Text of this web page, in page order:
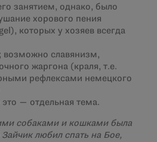
занятием, однако, было
хорового пения
которых у хозяев всегда
возможно славянизм,
жаргона (краля, т.е.
рефлексами немецкого
— отдельная тема.
собаками и кошками была
любил спать на Бое,